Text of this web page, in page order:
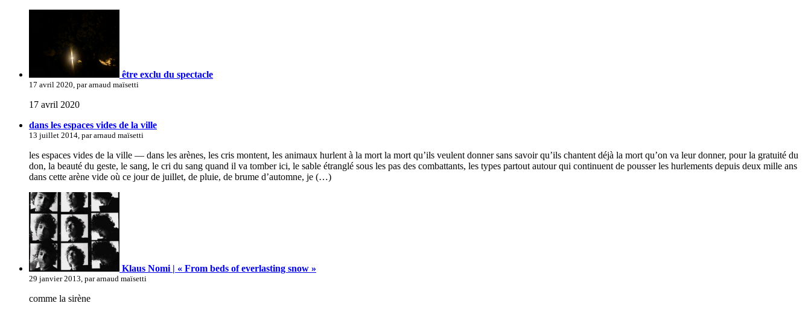
être exclu du spectacle
17 avril 2020, par arnaud maïsetti
17 avril 2020
dans les espaces vides de la ville
13 juillet 2014, par arnaud maïsetti
les espaces vides de la ville — dans les arènes, les cris montent, les animaux hurlent à la mort la mort qu’ils veulent donner sans savoir qu’ils chantent déjà la mort qu’on va leur donner, pour la gratuité du
don, la beauté du geste, le sang, le cri du sang quand il va tomber ici, le sable étranglé sous les pas des combattants, les types partout autour qui continuent de pousser les hurlements depuis deux mille ans
dans cette arène vide où ce jour de juillet, de pluie, de brume d’automne, je (…)
Klaus Nomi | « From beds of everlasting snow »
29 janvier 2013, par arnaud maïsetti
comme la sirène